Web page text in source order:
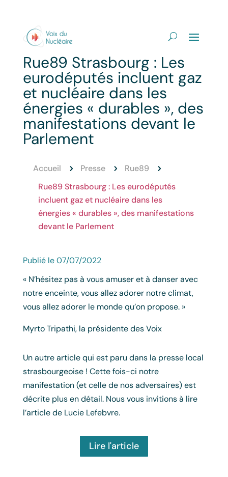
Rue89 Strasbourg : Les
eurodéputés incluent gaz
et nucléaire dans les
énergies « durables », des
manifestations devant le
Parlement
Accueil 5 Presse 5 Rue89 5
Rue89 Strasbourg : Les eurodéputés
incluent gaz et nucléaire dans les
énergies « durables », des manifestations
devant le Parlement
Publié le 07/07/2022
« N’hésitez pas à vous amuser et à danser avec
notre enceinte, vous allez adorer notre climat,
vous allez adorer le monde qu’on propose. »
Myrto Tripathi, la présidente des Voix
Un autre article qui est paru dans la presse local
strasbourgeoise ! Cette fois-ci notre
manifestation (et celle de nos adversaires) est
décrite plus en détail. Nous vous invitions à lire
l’article de Lucie Lefebvre.
Lire l'article